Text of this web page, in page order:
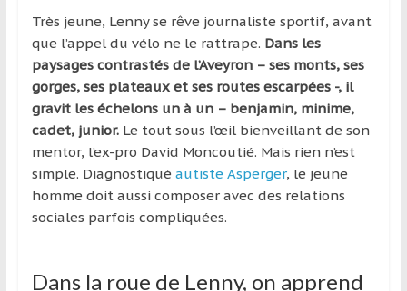
Très jeune, Lenny se rêve journaliste sportif, avant
que l’appel du vélo ne le rattrape. Dans les
paysages contrastés de l’Aveyron – ses monts, ses
gorges, ses plateaux et ses routes escarpées -, il
gravit les échelons un à un – benjamin, minime,
cadet, junior.Le tout sous l’œil bienveillant de son
mentor, l’ex-pro David Moncoutié. Mais rien n’est
simple. Diagnostiqué autiste Asperger, le jeune
homme doit aussi composer avec des relations
sociales parfois compliquées.
Dans la roue de Lenny, on apprend